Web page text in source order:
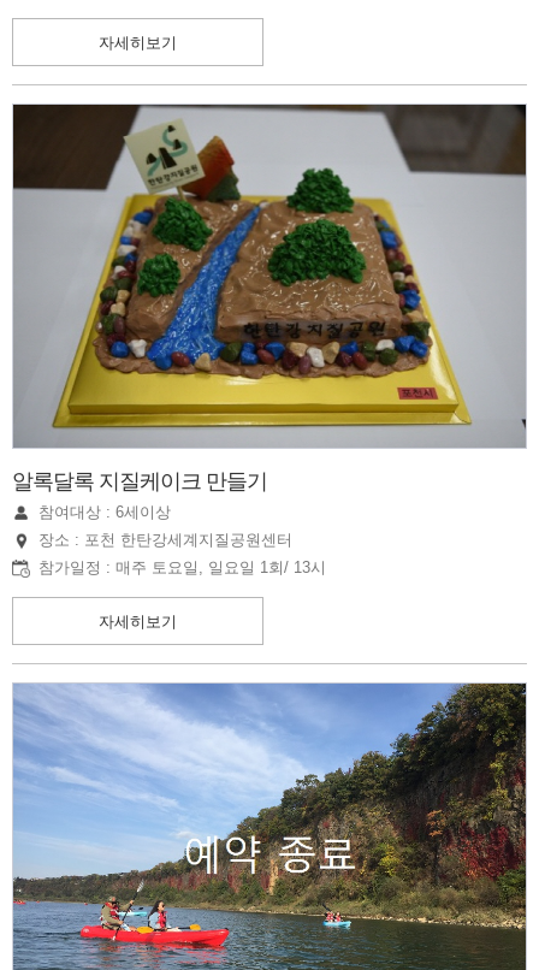
자세히보기
알록달록 지질케이크 만들기
참여대상 : 6세이상
장소 : 포천 한탄강세계지질공원센터
참가일정 : 매주 토요일, 일요일 1회/ 13시
자세히보기